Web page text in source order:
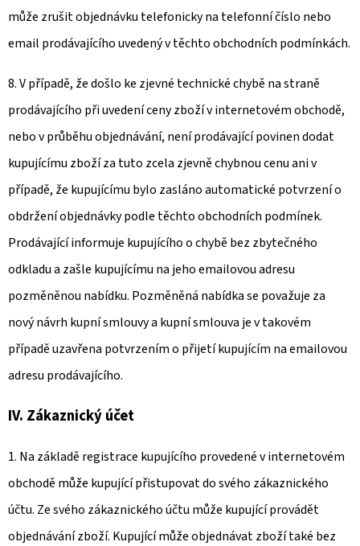
může zrušit objednávku telefonicky na telefonní číslo nebo
email prodávajícího uvedený v těchto obchodních podmínkách.
8. V případě, že došlo ke zjevné technické chybě na straně
prodávajícího při uvedení ceny zboží v internetovém obchodě,
nebo v průběhu objednávání, není prodávající povinen dodat
kupujícímu zboží za tuto zcela zjevně chybnou cenu ani v
případě, že kupujícímu bylo zasláno automatické potvrzení o
obdržení objednávky podle těchto obchodních podmínek.
Prodávající informuje kupujícího o chybě bez zbytečného
odkladu a zašle kupujícímu na jeho emailovou adresu
pozměněnou nabídku. Pozměněná nabídka se považuje za
nový návrh kupní smlouvy a kupní smlouva je v takovém
případě uzavřena potvrzením o přijetí kupujícím na emailovou
adresu prodávajícího.
IV. Zákaznický účet
1. Na základě registrace kupujícího provedené v internetovém
obchodě může kupující přistupovat do svého zákaznického
účtu. Ze svého zákaznického účtu může kupující provádět
objednávání zboží. Kupující může objednávat zboží také bez